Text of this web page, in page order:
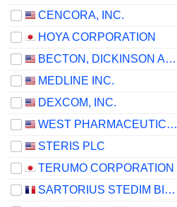
CENCORA, INC.
HOYA CORPORATION
BECTON, DICKINSON AND COMPANY
MEDLINE INC.
DEXCOM, INC.
WEST PHARMACEUTICAL SERVICES, INC.
STERIS PLC
TERUMO CORPORATION
SARTORIUS STEDIM BIOTECH